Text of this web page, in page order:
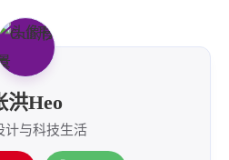
闲聊杂谈 3
东日记
洪Heo
计与科技生活